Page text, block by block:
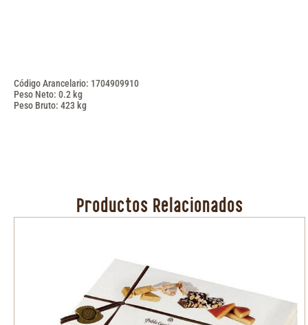
Código Arancelario: 1704909910
Peso Neto: 0.2 kg
Peso Bruto: 423 kg
Productos Relacionados